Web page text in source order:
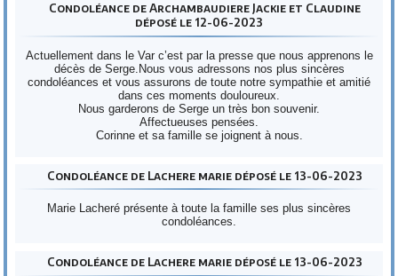
Condoléance de Archambaudiere Jackie et Claudine
déposé le 12-06-2023
Actuellement dans le Var c’est par la presse que nous apprenons le
décès de Serge.Nous vous adressons nos plus sincères
condoléances et vous assurons de toute notre sympathie et amitié
dans ces moments douloureux.
Nous garderons de Serge un très bon souvenir.
Affectueuses pensées.
Corinne et sa famille se joignent à nous.
Condoléance de Lachere marie déposé le 13-06-2023
Marie Lacheré présente à toute la famille ses plus sincères
condoléances.
Condoléance de Lachere marie déposé le 13-06-2023